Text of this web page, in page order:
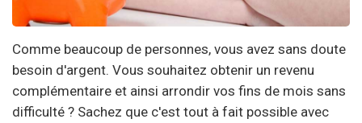
Comme beaucoup de personnes, vous avez sans doute
besoin d'argent. Vous souhaitez obtenir un revenu
complémentaire et ainsi arrondir vos fins de mois sans
difficulté ? Sachez que c'est tout à fait possible avec